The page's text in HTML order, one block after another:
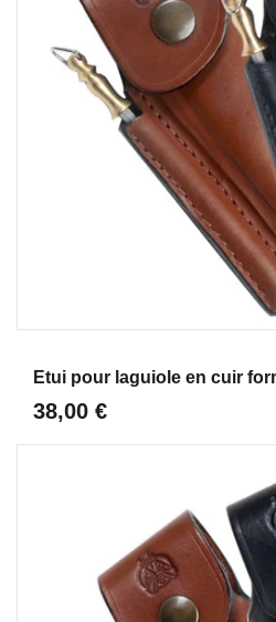
Etui pour laguiole en cuir
38,00 €